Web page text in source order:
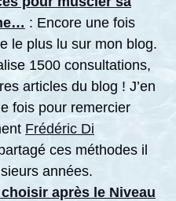
: Encore une fois
le plus lu sur mon blog.
1500 consultations,
articles du blog ! J’en
fois pour remercier
Frédéric Di
ces méthodes il
années.
après le Niveau